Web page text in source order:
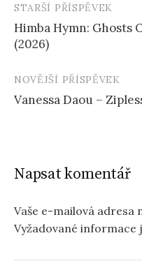
Navigace
příspěvku
STARŠÍ PŘÍSPĚVEK
Himba Hymn: Ghosts
(2026)
NOVĚJŠÍ PŘÍSPĚVEK
Vanessa Daou –
Napsat komentář
Vaše e-mailová adresa
Vyžadované informace